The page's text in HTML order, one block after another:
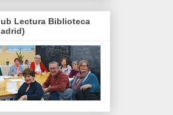
Lectura Biblioteca